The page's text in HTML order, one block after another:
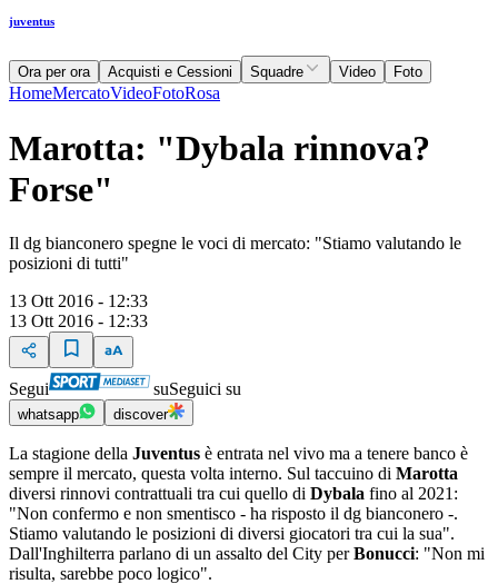
juventus
Ora per ora Acquisti e Cessioni Squadre Video Foto
HomeMercatoVideoFotoRosa
Marotta: "Dybala rinnova?
Forse"
Il dg bianconero spegne le voci di mercato: "Stiamo valutando le
posizioni di tutti"
13 Ott 2016 - 12:33
13 Ott 2016 - 12:33
Segui suSeguici su
whatsapp discover
La stagione della Juventus è entrata nel vivo ma a tenere banco è
sempre il mercato, questa volta interno. Sul taccuino di Marotta
diversi rinnovi contrattuali tra cui quello di Dybala fino al 2021:
"Non confermo e non smentisco - ha risposto il dg bianconero -.
Stiamo valutando le posizioni di diversi giocatori tra cui la sua".
Dall'Inghilterra parlano di un assalto del City perBonucci: "Non mi
risulta, sarebbe poco logico".